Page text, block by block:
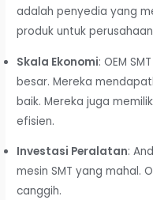
adalah penyedia yang
produk untuk
Skala Ekonomi: OEM
besar. Mereka
baik. Mereka juga
efisien.
Investasi Peralatan:
mesin SMT yang mahal.
canggih.